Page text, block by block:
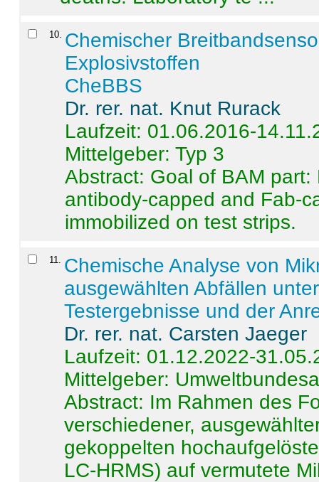
10 Chemischer
Explosivstoffen
CheBBS
Dr. rer. nat. Knut Rurack
Laufzeit: 01.06.2016-
Mittelgeber: Typ 3
Abstract: Goal of BAM
antibody-capped and Fab-
immobilized on test strips.
11
Chemische Analyse von
ausgewählten Abfällen
Testergebnisse und der
Dr. rer. nat. Carsten Jaeger
Laufzeit: 01.12.2022-
Mittelgeber:
Abstract: Im Rahmen des
verschiedener,
gekoppelten
LC-HRMS) auf vermutete